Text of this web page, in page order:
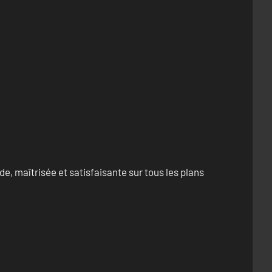
maîtrisée et satisfaisante sur tous les plans